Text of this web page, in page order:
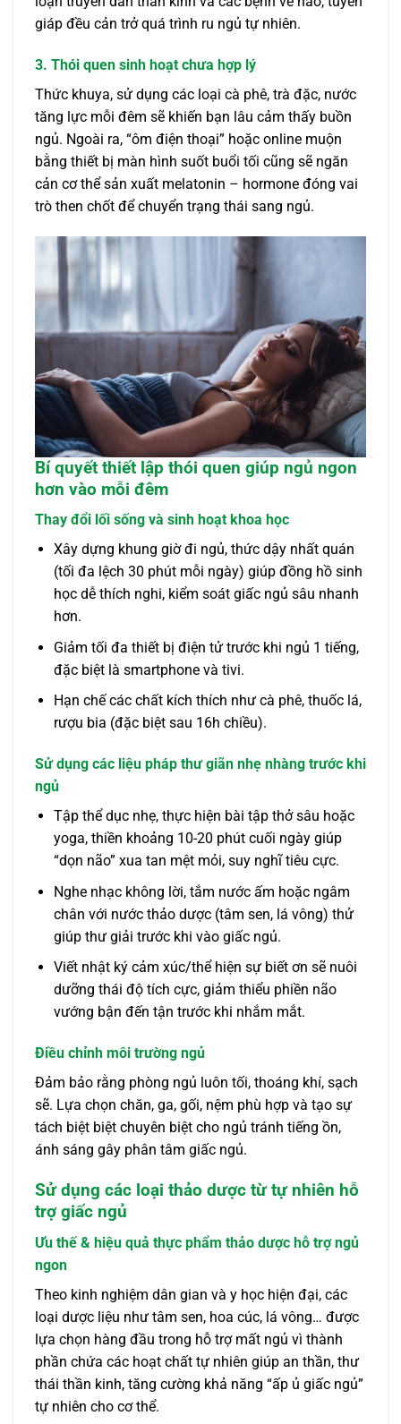
giáp đều cản trở quá trình ru ngủ tự nhiên.
3. Thói quen sinh hoạt chưa hợp lý
Thức khuya, sử dụng các loại cà phê, trà đặc, nước
tăng lực mỗi đêm sẽ khiến bạn lâu cảm thấy buồn
ngủ. Ngoài ra, “ôm điện thoại” hoặc online muộn
bằng thiết bị màn hình suốt buổi tối cũng sẽ ngăn
cản cơ thể sản xuất melatonin – hormone đóng vai
trò then chốt để chuyển trạng thái sang ngủ.
Bí quyết thiết lập thói quen giúp ngủ ngon
hơn vào mỗi đêm
Thay đổi lối sống và sinh hoạt khoa học
Xây dựng khung giờ đi ngủ, thức dậy nhất quán
(tối đa lệch 30 phút mỗi ngày) giúp đồng hồ sinh
học dễ thích nghi, kiểm soát giấc ngủ sâu nhanh
hơn.
Giảm tối đa thiết bị điện tử trước khi ngủ 1 tiếng,
đặc biệt là smartphone và tivi.
Hạn chế các chất kích thích như cà phê, thuốc lá,
rượu bia (đặc biệt sau 16h chiều).
Sử dụng các liệu pháp thư giãn nhẹ nhàng trước khi
ngủ
Tập thể dục nhẹ, thực hiện bài tập thở sâu hoặc
yoga, thiền khoảng 10-20 phút cuối ngày giúp
“dọn não” xua tan mệt mỏi, suy nghĩ tiêu cực.
Nghe nhạc không lời, tắm nước ấm hoặc ngâm
chân với nước thảo dược (tâm sen, lá vông) thử
giúp thư giải trước khi vào giấc ngủ.
Viết nhật ký cảm xúc/thể hiện sự biết ơn sẽ nuôi
dưỡng thái độ tích cực, giảm thiểu phiền não
vướng bận đến tận trước khi nhắm mắt.
Điều chỉnh môi trường ngủ
Đảm bảo rằng phòng ngủ luôn tối, thoáng khí, sạch
sẽ. Lựa chọn chăn, ga, gối, nệm phù hợp và tạo sự
tách biệt biệt chuyên biệt cho ngủ tránh tiếng ồn,
ánh sáng gây phân tâm giấc ngủ.
Sử dụng các loại thảo dược từ tự nhiên hỗ
trợ giấc ngủ
Ưu thế & hiệu quả thực phẩm thảo dược hỗ trợ ngủ
ngon
Theo kinh nghiệm dân gian và y học hiện đại, các
loại dược liệu như tâm sen, hoa cúc, lá vông… được
lựa chọn hàng đầu trong hỗ trợ mất ngủ vì thành
phần chứa các hoạt chất tự nhiên giúp an thần, thư
thái thần kinh, tăng cường khả năng “ấp ủ giấc ngủ”
tự nhiên cho cơ thể.